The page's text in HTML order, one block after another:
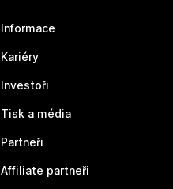
Informace
Kariéry
Investoři
Tisk a média
Partneři
Affiliate partneři